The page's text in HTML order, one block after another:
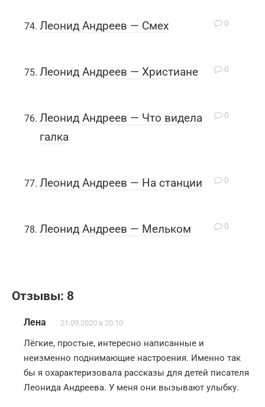
0
Леонид Андреев — Смех
0
Леонид Андреев — Христиане
0
Леонид Андреев — Что видела
галка
0
Леонид Андреев — На станции
0
Леонид Андреев — Мельком
Отзывы: 8
Лена 21.09.2020 в 20:10
Лёгкие, простые, интересно написанные и
неизменно поднимающие настроения. Именно так
бы я охарактеризовала рассказы для детей писателя
Леонида Андреева. У меня они вызывают улыбку.